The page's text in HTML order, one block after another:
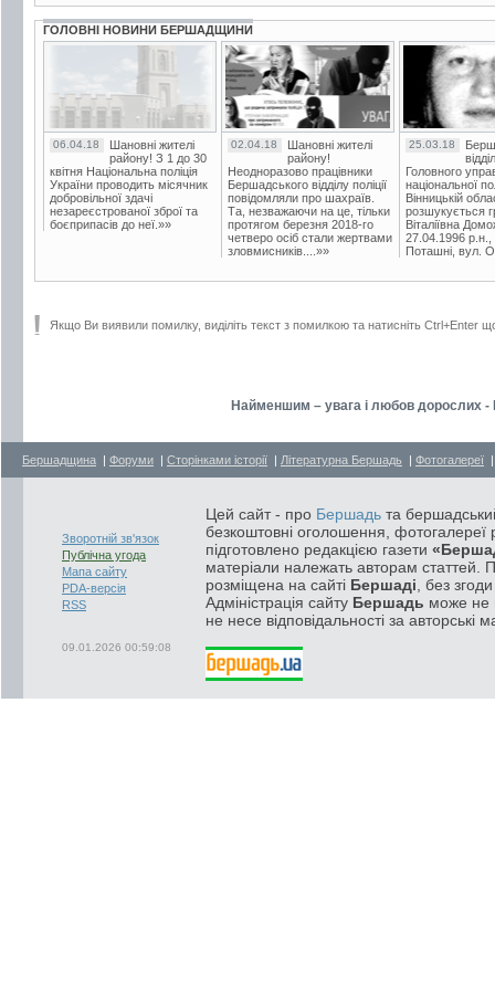
ГОЛОВНІ НОВИНИ БЕРШАДЩИНИ
06.04.18
Шановні жителі
району! З 1 до 30
квітня Національна поліція
України проводить місячник
добровільної здачі
незареєстрованої зброї та
боєприпасів до неї.»»
02.04.18
Шановні жителі
району!
Неодноразово працівники
Бершадського відділу поліції
повідомляли про шахраїв.
Та, незважаючи на це, тільки
протягом березня 2018-го
четверо осіб стали жертвами
зловмисників....»»
25.03.18
Головного
національної
Вінницькій
розшукується
Віталіївна
27.04.1996 р.н.,
Поташні, вул.
Якщо Ви виявили помилку, виділіть текст з помилкою та натисніть Ctrl+Enter
Найменшим – увага і любов дорослих -
Бершадщина | Форуми | Сторінками історії | Літературна Бершадь | Фотогалереї
Зворотній зв'язок
Публічна угода
Мапа сайту
PDA-версія
RSS
09.01.2026 00:59:08
Цей сайт - про Бершадь та
безкоштовні оголошення, фотогалереї
підготовлено редакцією газети
матеріали належать авторам статтей.
розміщена на сайті Бершаді , без
Адміністрація сайту Бершадь може не
не несе відповідальності за авторські